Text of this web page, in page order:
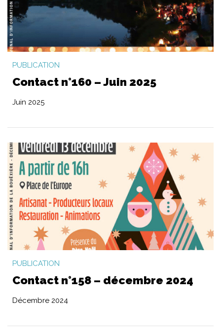
PUBLICATION
Contact n°160 – Juin 2025
Juin 2025
PUBLICATION
Contact n°158 – décembre 2024
Décembre 2024